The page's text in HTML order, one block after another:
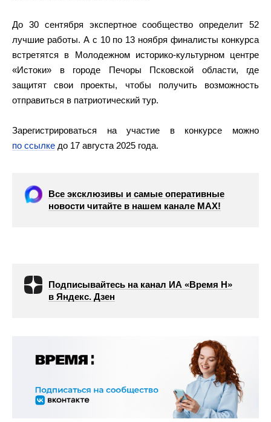
До 30 сентября экспертное сообщество определит 52
лучшие работы. А с 10 по 13 ноября финалисты конкурса
встретятся в Молодежном историко-культурном центре
«Истоки» в городе Печоры Псковской области, где
защитят свои проекты, чтобы получить возможность
отправиться в патриотический тур.
Зарегистрироваться на участие в конкурсе можно
по ссылке до 17 августа 2025 года.
Все эксклюзивы и самые оперативные
новости читайте в нашем канале МАХ!
Подписывайтесь на канал ИА «Время Н»
в Яндекс. Дзен